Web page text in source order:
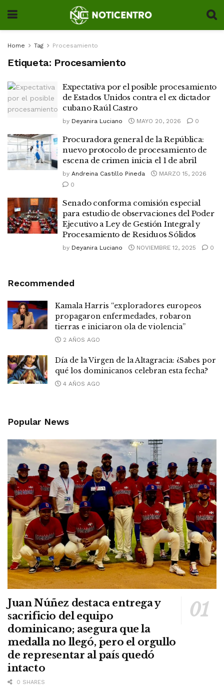
Home Tag Procesamiento
Etiqueta: Procesamiento
Expectativa por el posible procesamiento
de Estados Unidos contra el ex dictador
cubano Raúl Castro
by Deyanira Luciano MAYO 20, 2026 0
Procuradora general de la República:
nuevo protocolo de procesamiento de
escena de crimen inicia el 1 de abril
by Andreina Castillo Pineda
MARZO 15, 2026
0
Senado conforma comisión especial
para estudio de observaciones del Poder
Ejecutivo a Ley de Gestión Integral y
Procesamiento de Residuos Sólidos
by Deyanira Luciano NOVIEMBRE 12, 2025 0
Recommended
Kamala Harris “exploradores europeos
propagaron enfermedades, robaron
tierras e iniciaron ola de violencia”
2 AÑOS AGO
Día de la Virgen de la Altagracia: ¿Sabes por
qué los dominicanos celebran esta fecha?
4 AÑOS AGO
Popular News
Juan Núñez destaca entrega y
sacrificio del equipo
dominicano; asegura que la
medalla no llegó, pero el orgullo
de representar al país quedó
intacto
0 SHARES